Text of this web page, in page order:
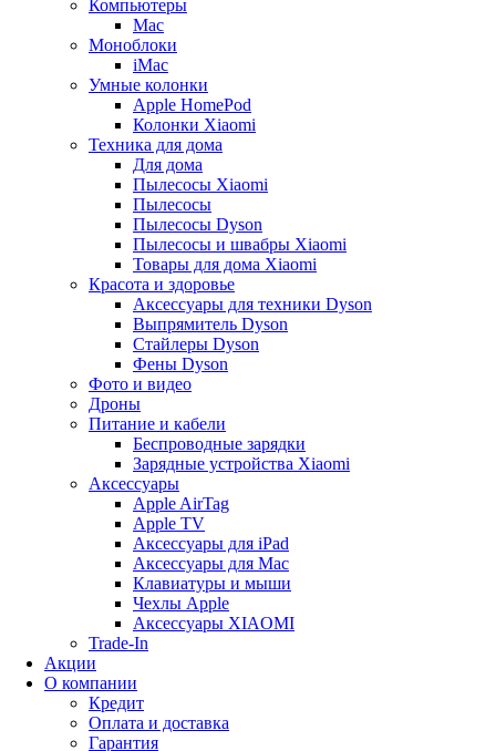
Компьютеры
Mac
Моноблоки
iMac
Умные колонки
Apple HomePod
Колонки Xiaomi
Техника для дома
Для дома
Пылесосы Xiaomi
Пылесосы
Пылесосы Dyson
Пылесосы и швабры Xiaomi
Товары для дома Xiaomi
Красота и здоровье
Аксессуары для техники Dyson
Выпрямитель Dyson
Стайлеры Dyson
Фены Dyson
Фото и видео
Дроны
Питание и кабели
Беспроводные зарядки
Зарядные устройства Xiaomi
Аксессуары
Apple AirTag
Apple TV
Аксессуары для iPad
Аксессуары для Mac
Клавиатуры и мыши
Чехлы Apple
Аксессуары XIAOMI
Trade-In
Акции
О компании
Кредит
Оплата и доставка
Гарантия